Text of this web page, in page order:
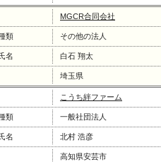
MGCR合同会社
類 その他の法人
名 白石 翔太
埼玉県
こうち絆ファーム
類 一般社団法人
名 北村 浩彦
高知県安芸市